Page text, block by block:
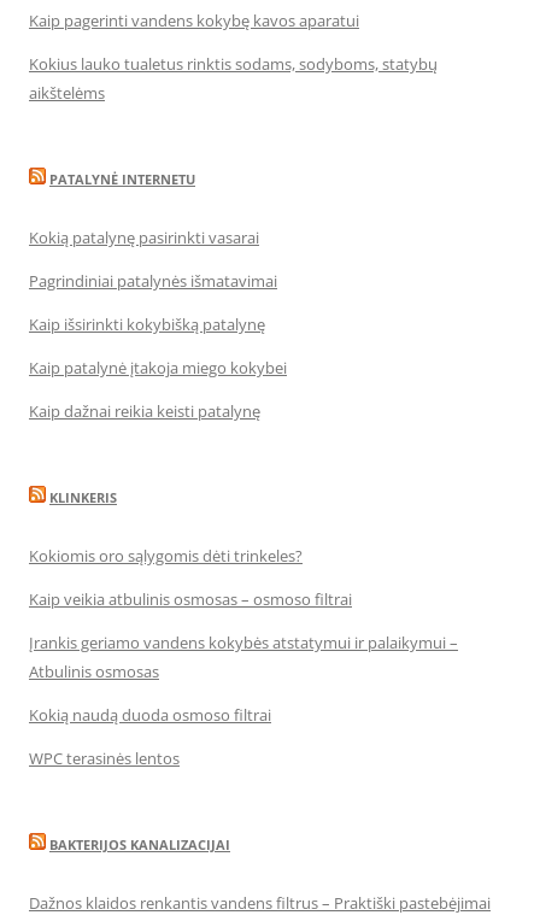
Kaip pagerinti vandens kokybę kavos aparatui
Kokius lauko tualetus rinktis sodams, sodyboms, statybų
aikštelėms
PATALYNĖ INTERNETU
Kokią patalynę pasirinkti vasarai
Pagrindiniai patalynės išmatavimai
Kaip išsirinkti kokybišką patalynę
Kaip patalynė įtakoja miego kokybei
Kaip dažnai reikia keisti patalynę
KLINKERIS
Kokiomis oro sąlygomis dėti trinkeles?
Kaip veikia atbulinis osmosas – osmoso filtrai
Įrankis geriamo vandens kokybės atstatymui ir palaikymui –
Atbulinis osmosas
Kokią naudą duoda osmoso filtrai
WPC terasinės lentos
BAKTERIJOS KANALIZACIJAI
Dažnos klaidos renkantis vandens filtrus – Praktiški pastebėjimai